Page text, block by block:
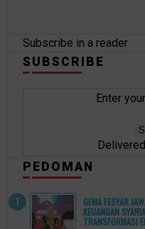
Subscribe in a reader
SUBSCRIBE
Enter
PEDOMAN
GEMA FESYAR
KEUANGAN
TRANSFORMASI